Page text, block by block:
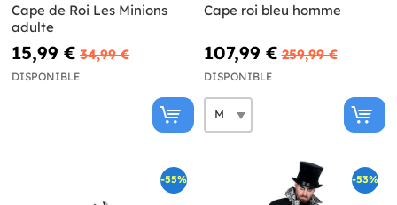
Cape de Roi Les Minions
adulte
15,99 € 34,99 €
DISPONIBLE
Cape roi bleu homme
107,99 € 259,99 €
DISPONIBLE
-55% -53%